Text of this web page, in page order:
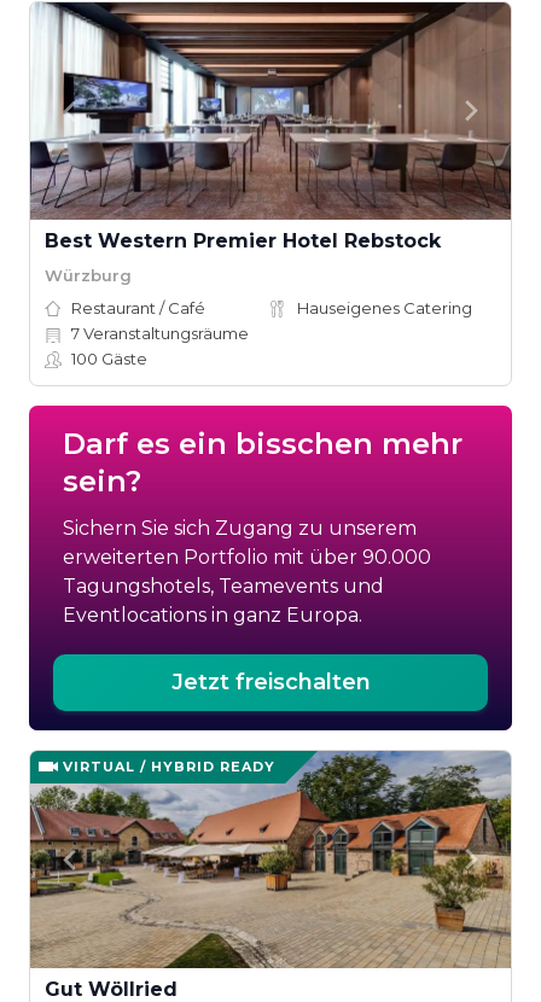
Best Western Premier Hotel Rebstock
Würzburg
Restaurant / Café
Hauseigenes Catering
7Veranstaltungsräume
100 Gäste
Darf es ein bisschen mehr
sein?
Sichern Sie sich Zugang zu unserem
erweiterten Portfolio mit über 90.000
Tagungshotels, Teamevents und
Eventlocations in ganz Europa.
Jetzt freischalten
VIRTUAL / HYBRID READY
Gut Wöllried